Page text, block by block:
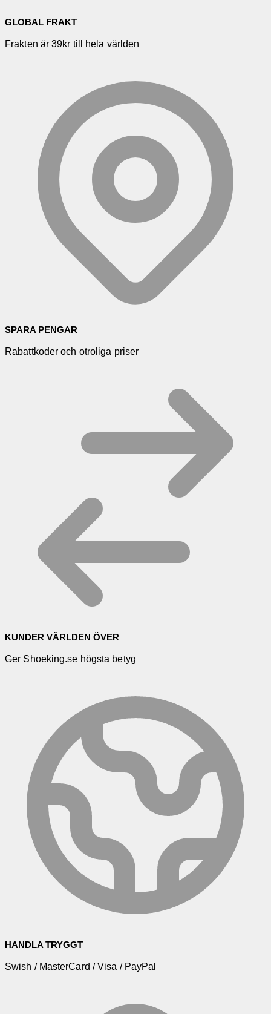
GLOBAL FRAKT
Frakten är 39kr till hela världen
SPARA PENGAR
Rabattkoder och otroliga priser
KUNDER VÄRLDEN ÖVER
Ger Shoeking.se högsta betyg
HANDLA TRYGGT
Swish / MasterCard / Visa / PayPal